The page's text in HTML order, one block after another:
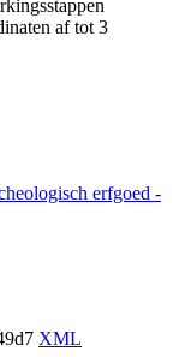
af tot 3
erfgoed -
XML